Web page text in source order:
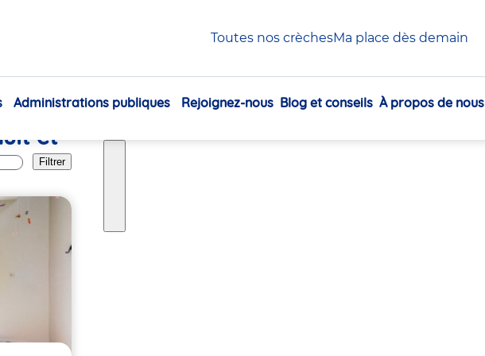
Toutes nos crèchesMa place dès demain
Navigation
Administrations publiques Rejoignez-nous Blog et conseils À propos de nous
Filtrer
et
30
30